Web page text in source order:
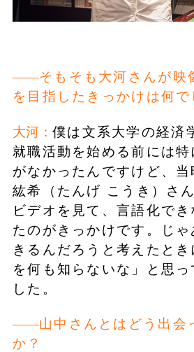
そもそも大河さんが映
を目指したきっかけは何で
大河： 僕は文系大学の経済
就職活動を始める前には特
がなかったんですけど、
紘希（たんげ こうき）さ
ビデオを見て、言語化で
たのがきっかけです。じ
きるんだろうと考えたとき
を何も知らないな」と思っ
した。
山中さんとはどう出会
か？